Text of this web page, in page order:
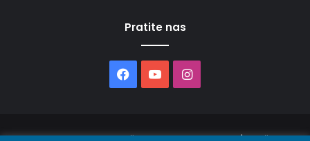
Pratite nas
Facebook
YouTubeInstagram